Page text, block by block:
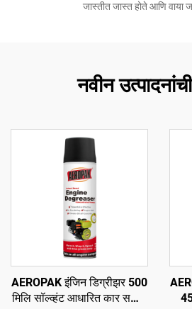
जास्तीत जास्त होते आणि वाया
नवीन
AEROPAK इंजिन डिग्रीझर 500
मिलि सॉल्व्हंट आधारित कार सफाई